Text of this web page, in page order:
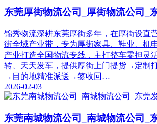
东莞厚街物流公司_厚街物流公司_
锦秀物流深耕东莞厚街多年，在厚街设直
街全域产业带，专为厚街家具、鞋业、机
产业打造全国物流专线，主打整车零担灵
转、天天发车，提供厚街上门提货→定制
→目的地精准派送→签收回…
2026-02-03
东莞南城物流公司_南城物流公司_